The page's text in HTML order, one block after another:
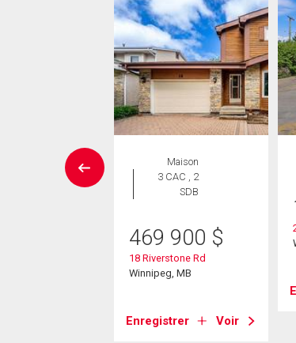
Maison
3 CAC , 2
SDB
469 900 $
18 Riverstone Rd
Winnipeg, MB
Enregistrer Voir